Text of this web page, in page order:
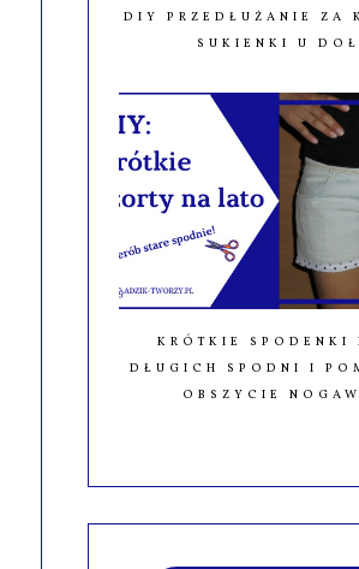
DIY PRZEDŁUŻANIE ZA
SUKIENKI U
KRÓTKIE SPODENKI
DŁUGICH SPODNI I
OBSZYCIE